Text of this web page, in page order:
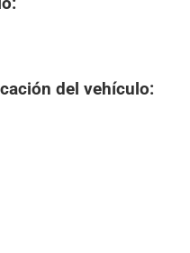
del vehículo: